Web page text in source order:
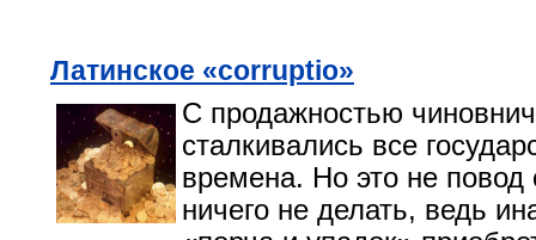
Латинское «corruptio»
С продажностью
сталкивались все
времена. Но это не повод
ничего не делать, ведь